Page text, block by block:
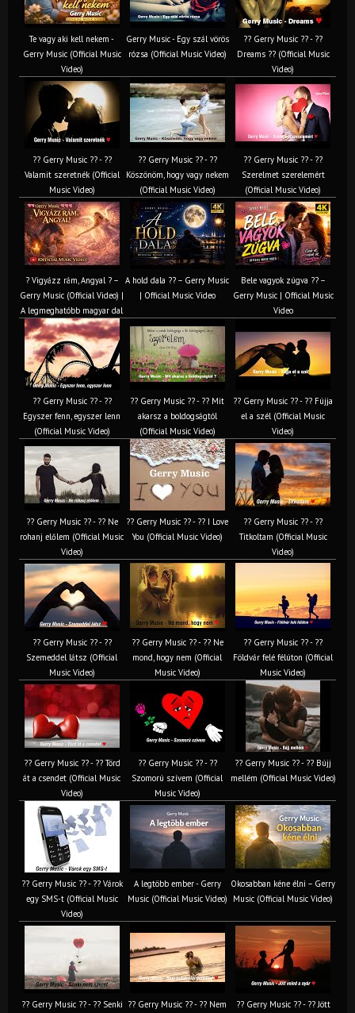
Te vagy aki kell nekem -
Gerry Music (Official Music
Video)
Gerry Music - Egy szál vörös
rózsa (Official Music Video)
?? Gerry Music ?? - ??
Dreams ?? (Official Music
Video)
?? Gerry Music ?? - ??
Valamit szeretnék (Official
Music Video)
?? Gerry Music ?? - ??
Köszönöm, hogy vagy nekem
(Official Music Video)
?? Gerry Music ?? - ??
Szerelmet szerelemért
(Official Music Video)
? Vigyázz rám, Angyal ? –
Gerry Music (Official Video) |
A legmeghatóbb magyar dal
A hold dala ?? – Gerry Music
| Official Music Video
Bele vagyok zúgva ?? –
Gerry Music | Official Music
Video
?? Gerry Music ?? - ??
Egyszer fenn, egyszer lenn
(Official Music Video)
?? Gerry Music ?? - ?? Mit
akarsz a boldogságtól
(Official Music Video)
?? Gerry Music ?? - ?? Fújja
el a szél (Official Music
Video)
?? Gerry Music ?? - ?? Ne
rohanj előlem (Official Music
Video)
?? Gerry Music ?? - ?? I Love
You (Official Music Video)
?? Gerry Music ?? - ??
Titkoltam (Official Music
Video)
?? Gerry Music ?? - ??
Szemeddel látsz (Official
Music Video)
?? Gerry Music ?? - ?? Ne
mond, hogy nem (Official
Music Video)
?? Gerry Music ?? - ??
Földvár felé félúton (Official
Music Video)
?? Gerry Music ?? - ?? Törd
át a csendet (Official Music
Video)
?? Gerry Music ?? - ??
Szomorú szívem (Official
Music Video)
?? Gerry Music ?? - ?? Bújj
mellém (Official Music Video)
?? Gerry Music ?? - ?? Várok
egy SMS-t (Official Music
Video)
A legtöbb ember - Gerry
Music (Official Music Video)
Okosabban kéne élni – Gerry
Music (Official Music Video)
?? Gerry Music ?? - ?? Senki ?? Gerry Music ?? - ?? Nem
?? Gerry Music ?? - ?? Jött